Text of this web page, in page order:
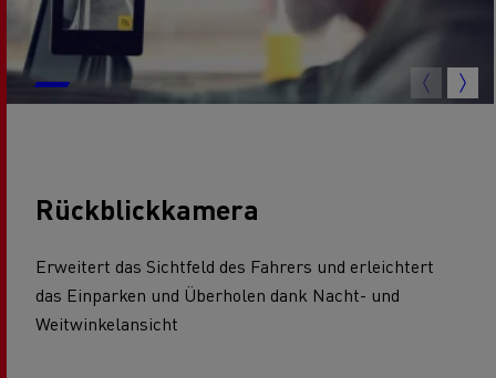
Rückblickkamera
Erweitert das Sichtfeld des Fahrers und erleichtert
das Einparken und Überholen dank Nacht- und
Weitwinkelansicht